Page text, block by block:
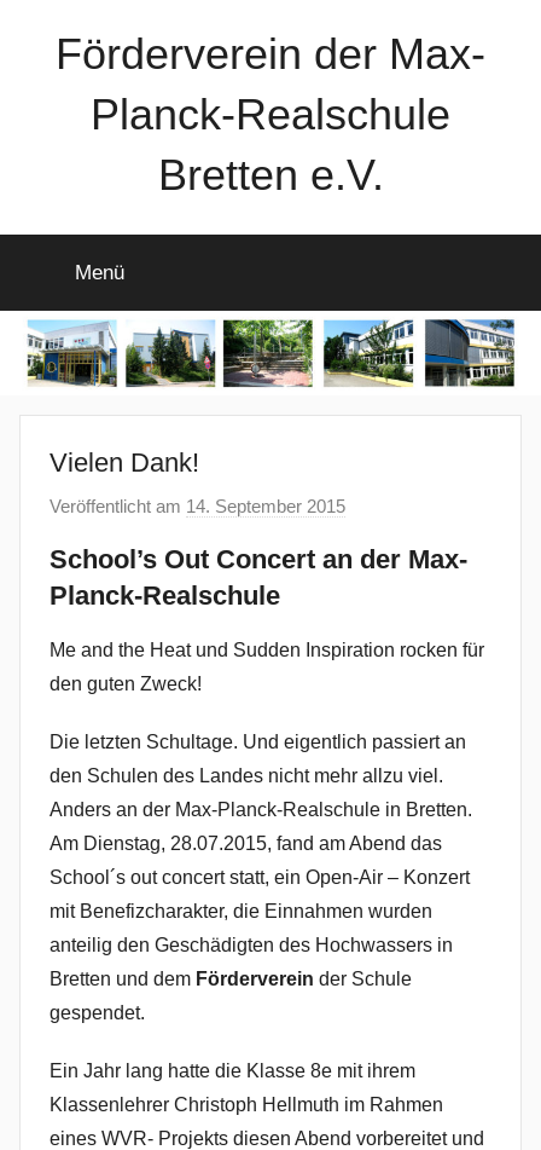
Förderverein der Max-
Planck-Realschule
Bretten e.V.
Menü
Vielen Dank!
Veröffentlicht am 14. September 2015
n
d
R
i
d
n
g
e
School’s Out Concert an der Max-
Planck-Realschule
Me and the Heat und Sudden Inspiration rocken für
den guten Zweck!
Die letzten Schultage. Und eigentlich passiert an
den Schulen des Landes nicht mehr allzu viel.
Anders an der Max-Planck-Realschule in Bretten.
Am Dienstag, 28.07.2015, fand am Abend das
School´s out concert statt, ein Open-Air – Konzert
mit Benefizcharakter, die Einnahmen wurden
anteilig den Geschädigten des Hochwassers in
Bretten und dem Förderverein der Schule
gespendet.
Ein Jahr lang hatte die Klasse 8e mit ihrem
Klassenlehrer Christoph Hellmuth im Rahmen
eines WVR- Projekts diesen Abend vorbereitet und